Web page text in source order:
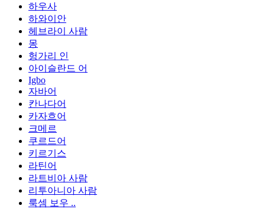
하우사
하와이안
헤브라이 사람
몽
헝가리 인
아이슬란드 어
Igbo
자바어
칸나다어
카자흐어
크메르
쿠르드어
키르기스
라틴어
라트비아 사람
리투아니아 사람
룩셈 보우 ..